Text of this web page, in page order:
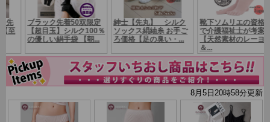
つるつるとしていてとても気持ちがいいです。履いている事を忘れて
しまいます。
ほんわかと温かい感じが気に入っています。
肌が弱くかぶれやすいため、肌に触れるものはシルクでそろえていま
す。とってもいいです。
さらっとしてさわり心地がよく、ほどよく伸びます。冷えとりのた
長いスパッツを合わせてはいていますが気持ちよいです。
普段冷えているおしりや太ももがあたたまって心地よいです。